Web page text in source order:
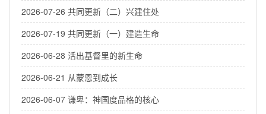
2026-07-26 共同更新（二）兴建住处
2026-07-19 共同更新（一）建造生命
2026-06-28 活出基督里的新生命
2026-06-21 从蒙恩到成长
2026-06-07 谦卑：神国度品格的核心